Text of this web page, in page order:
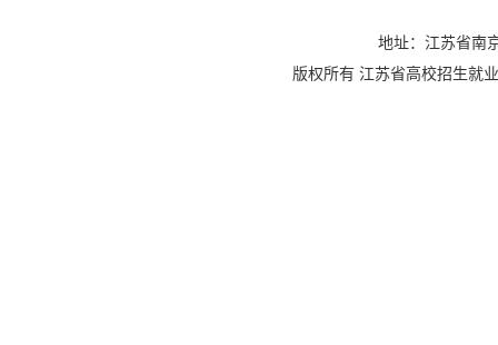
地址：江苏省
版权所有 江苏省高校招生就